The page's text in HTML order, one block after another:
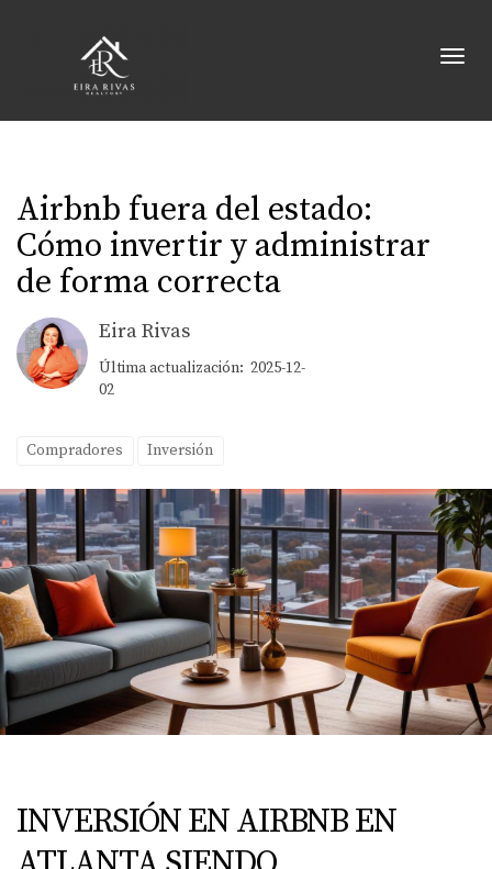
Airbnb fuera del estado:
Cómo invertir y administrar
de forma correcta
Eira Rivas
Última actualización: 2025-12-
02
Compradores Inversión
INVERSIÓN EN AIRBNB EN